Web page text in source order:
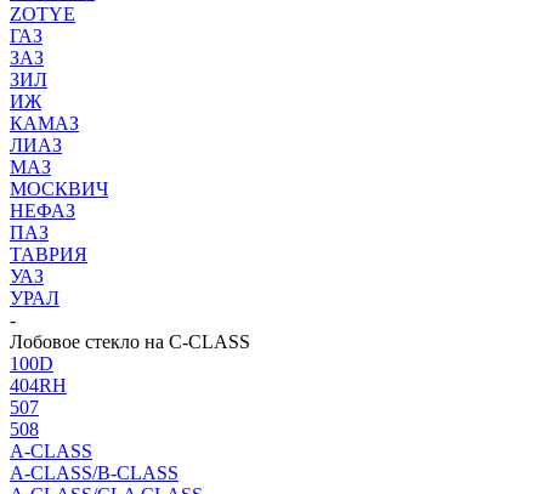
ZOTYE
ГАЗ
ЗАЗ
ЗИЛ
ИЖ
КАМАЗ
ЛИАЗ
МАЗ
МОСКВИЧ
НЕФАЗ
ПАЗ
ТАВРИЯ
УАЗ
УРАЛ
-
Лобовое стекло на C-CLASS
100D
404RH
507
508
A-CLASS
A-CLASS/B-CLASS